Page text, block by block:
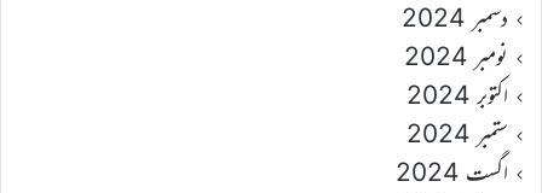
دسمبر 2024
نومبر 2024
اکتوبر 2024
ستمبر 2024
اگست 2024